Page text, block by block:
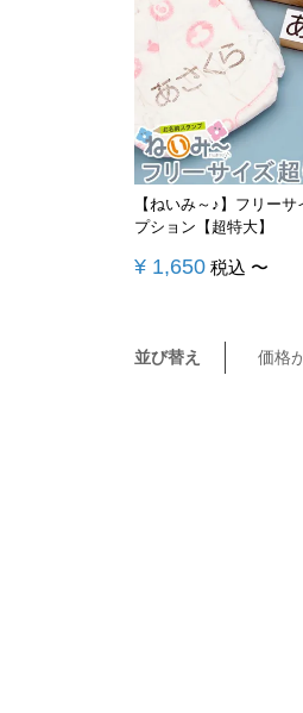
【ねいみ～♪】フリーサ
プション【超特大】
¥ 1,650 税込 〜
並び替え 価格